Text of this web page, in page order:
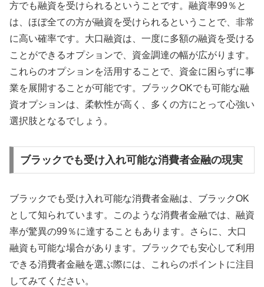
方でも融資を受けられるということです。融資率99％と
は、ほぼ全ての方が融資を受けられるということで、非常
に高い確率です。大口融資は、一度に多額の融資を受ける
ことができるオプションで、資金調達の幅が広がります。
これらのオプションを活用することで、資金に困らずに事
業を展開することが可能です。ブラックOKでも可能な融
資オプションは、柔軟性が高く、多くの方にとって心強い
選択肢となるでしょう。
ブラックでも受け入れ可能な消費者金融の現実
ブラックでも受け入れ可能な消費者金融は、ブラックOK
として知られています。このような消費者金融では、融資
率が驚異の99％に達することもあります。さらに、大口
融資も可能な場合があります。ブラックでも安心して利用
できる消費者金融を選ぶ際には、これらのポイントに注目
してみてください。